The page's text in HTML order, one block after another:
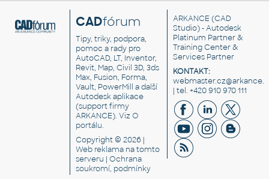
CADfórum
Tipy, triky, podpora,
pomoc a rady pro
AutoCAD, LT, Inventor,
Revit, Map, Civil 3D, 3ds
Max, Fusion, Forma,
Vault, PowerMill a další
Autodesk aplikace
(support firmy
ARKANCE). VizO
portálu.
Copyright © 2026 |
Web reklama na tomto
serveru |Ochrana
soukromí, podmínky
ARKANCE (CAD
Studio) - Autodesk
Platinum Partner &
Training Center &
Services Partner
KONTAKT:
| tel. +420 910 970 111